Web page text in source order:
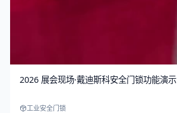
2026 展会现场·戴迪斯科安全门锁功能演示
工业安全门锁